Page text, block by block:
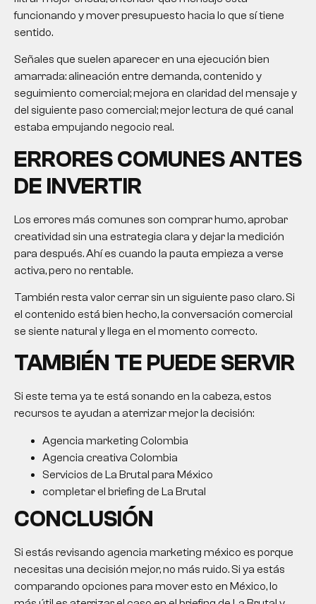
funcionando y mover presupuesto hacia lo que sí tiene
sentido.
Señales que suelen aparecer en una ejecución bien
amarrada: alineación entre demanda, contenido y
seguimiento comercial; mejora en claridad del mensaje y
del siguiente paso comercial; mejor lectura de qué canal
estaba empujando negocio real.
ERRORES COMUNES ANTES
DE INVERTIR
Los errores más comunes son comprar humo, aprobar
creatividad sin una estrategia clara y dejar la medición
para después. Ahí es cuando la pauta empieza a verse
activa, pero no rentable.
También resta valor cerrar sin un siguiente paso claro. Si
el contenido está bien hecho, la conversación comercial
se siente natural y llega en el momento correcto.
TAMBIÉN TE PUEDE SERVIR
Si este tema ya te está sonando en la cabeza, estos
recursos te ayudan a aterrizar mejor la decisión:
Agencia marketing Colombia
Agencia creativa Colombia
Servicios de La Brutal para México
completar el briefing de La Brutal
CONCLUSIÓN
Si estás revisando agencia marketing méxico es porque
necesitas una decisión mejor, no más ruido. Si ya estás
comparando opciones para mover esto en México, lo